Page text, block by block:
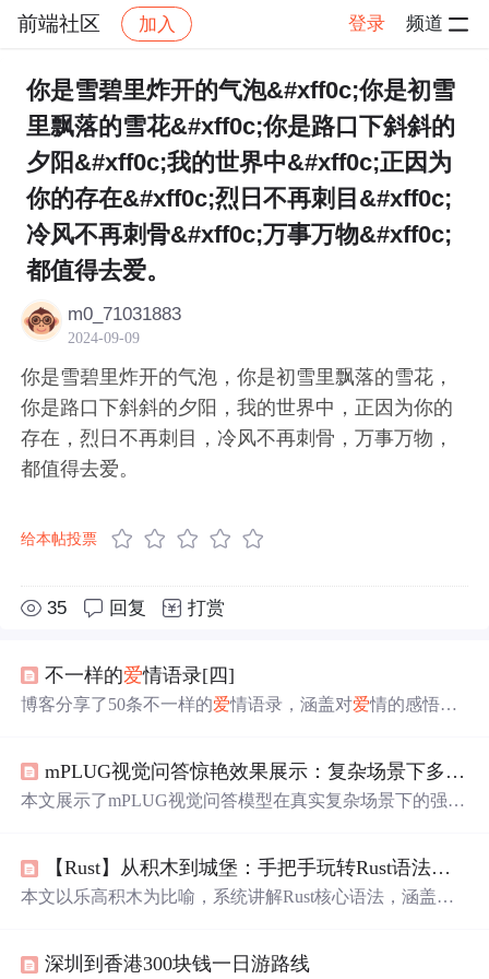
前端社区 加入 登录 频道
社区 前端社区 感慨 帖子详情
你是雪碧里炸开的气泡&#xff0c;你是初雪
里飘落的雪花&#xff0c;你是路口下斜斜的
夕阳&#xff0c;我的世界中&#xff0c;正因为
你的存在&#xff0c;烈日不再刺目&#xff0c;
冷风不再刺骨&#xff0c;万事万物&#xff0c;
都值得去爱。
m0_71031883
2024-09-09
你是雪碧里炸开的气泡，你是初雪里飘落的雪花，
你是路口下斜斜的夕阳，我的世界中，正因为你的
存在，烈日不再刺目，冷风不再刺骨，万事万物，
都值得去爱。
给本帖投票
35 回复 打赏
不一样的爱情语录[四]
博客分享了50条不一样的爱情语录，涵盖对爱情的感悟、
重合适等观点。
mPLUG视觉问答惊艳效果展示：复杂场景下多物体计数与属性识别
本文展示了mPLUG视觉问答模型在真实复杂场景下的强大
模型基于COCO深度优化，在超市冷柜、城市路口、家庭
合影、工业图纸等六类高难度测试中表现稳健。其优势在
等需高精度图像理解的垂直场景。
【Rust】从积木到城堡：手把手玩转Rust语法（万字详解）
本文以乐高积木为比喻，系统讲解Rust核心语法，涵盖变
战巩固知识。突出Rust内存安全机制与类型系统优势，帮
深圳到香港300块钱一日游路线